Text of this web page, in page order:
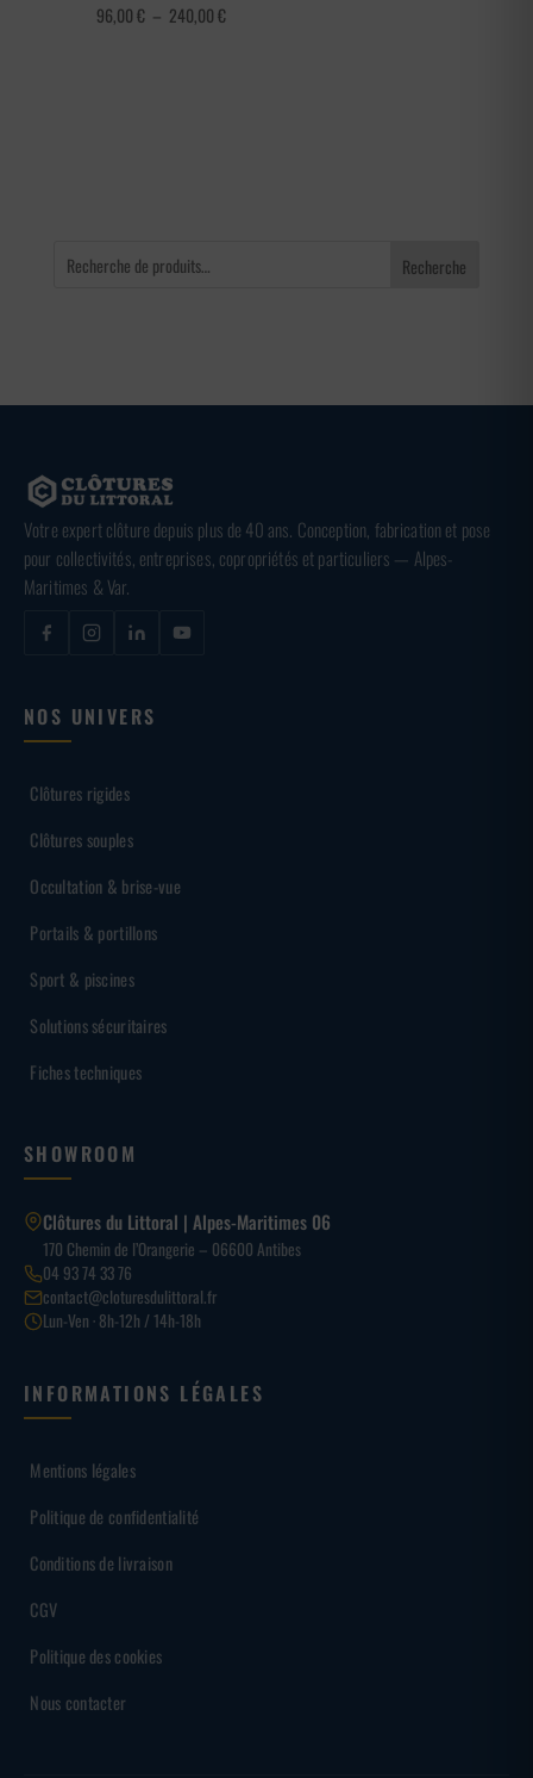
96,00€ – 240,00€Plage
Recherche
Votre expert clôture depuis plus de 40 ans. Conception, fabrication et pose
pour collectivités, entreprises, copropriétés et particuliers — Alpes-
Maritimes & Var.
NOS UNIVERS
Clôtures rigides
Clôtures souples
Occultation & brise-vue
Portails & portillons
Sport & piscines
Solutions sécuritaires
Fiches techniques
SHOWROOM
Clôtures du Littoral | Alpes-Maritimes 06
170 Chemin de l’Orangerie – 06600 Antibes
04 93 74 33 76
contact@cloturesdulittoral.fr
Lun-Ven · 8h-12h / 14h-18h
INFORMATIONS LÉGALES
Mentions légales
Politique de confidentialité
Conditions de livraison
CGV
Politique des cookies
Nous contacter